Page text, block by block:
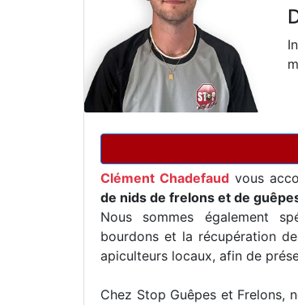
Clément Chadefaudvous
de nids de frelons et de
Nous sommes également
bourdons et la récupération
apiculteurs locaux, afin de
Chez Stop Guêpes et Frelons,